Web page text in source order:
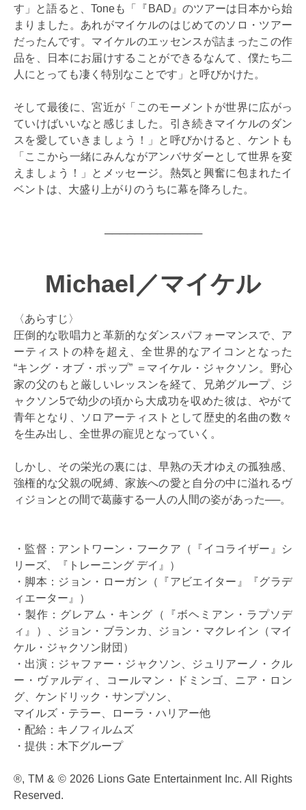
す」と語ると、Toneも「『BAD』のツアーは日本から始
まりました。あれがマイケルのはじめてのソロ・ツアー
だったんです。マイケルのエッセンスが詰まったこの作
品を、日本にお届けすることができるなんて、僕たち二
人にとっても凄く特別なことです」と呼びかけた。
そして最後に、宮近が「このモーメントが世界に広がっ
ていけばいいなと感じました。引き続きマイケルのダン
スを愛していきましょう！」と呼びかけると、ケントも
「ここから一緒にみんながアンバサダーとして世界を変
えましょう！」とメッセージ。熱気と興奮に包まれたイ
ベントは、大盛り上がりのうちに幕を降ろした。
─────────────
Michael／マイケル
〈あらすじ〉
圧倒的な歌唱力と革新的なダンスパフォーマンスで、ア
ーティストの枠を超え、全世界的なアイコンとなった
“キング・オブ・ポップ” ＝マイケル・ジャクソン。野心
家の父のもと厳しいレッスンを経て、兄弟グループ、ジ
ャクソン5で幼少の頃から大成功を収めた彼は、やがて
青年となり、ソロアーティストとして歴史的名曲の数々
を生み出し、全世界の寵児となっていく。
しかし、その栄光の裏には、早熟の天才ゆえの孤独感、
強権的な父親の呪縛、家族への愛と自分の中に溢れるヴ
ィジョンとの間で葛藤する一人の人間の姿があった──。
・監督：アントワーン・フークア（『イコライザー』シ
リーズ、『トレーニング デイ』）
・脚本：ジョン・ローガン（『アビエイター』『グラデ
ィエーター』）
・製作：グレアム・キング（『ボヘミアン・ラプソデ
ィ』）、ジョン・ブランカ、ジョン・マクレイン（マイ
ケル・ジャクソン財団）
・出演：ジャファー・ジャクソン、ジュリアーノ・クル
ー・ヴァルディ、コールマン・ドミンゴ、ニア・ロン
グ、ケンドリック・サンプソン、
マイルズ・テラー、ローラ・ハリアー他
・配給：キノフィルムズ
・提供：木下グループ
®, TM & © 2026 Lions Gate Entertainment Inc. All Rights
Reserved.